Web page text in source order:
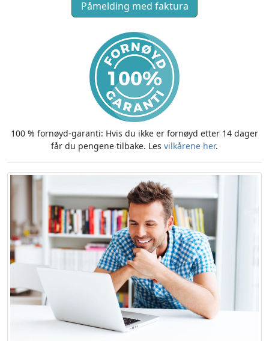
100 % fornøyd-garanti: Hvis du ikke er fornøyd etter 14 dager
får du pengene tilbake. Les vilkårene her.